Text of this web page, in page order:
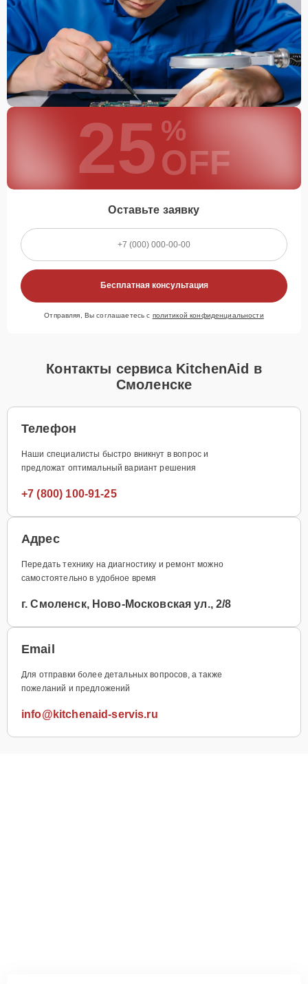
25 %
OFF
Оставьте заявку
Бесплатная консультация
Отправляя, Вы соглашаетесь с политикой конфиденциальности
Контакты сервиса KitchenAid в
Смоленске
Телефон
Наши специалисты быстро вникнут в вопрос и
предложат оптимальный вариант решения
+7 (800) 100-91-25
Адрес
Передать технику на диагностику и ремонт можно
самостоятельно в удобное время
г. Смоленск, Ново-Московская ул., 2/8
Email
Для отправки более детальных вопросов, а также
пожеланий и предложений
info@kitchenaid-servis.ru